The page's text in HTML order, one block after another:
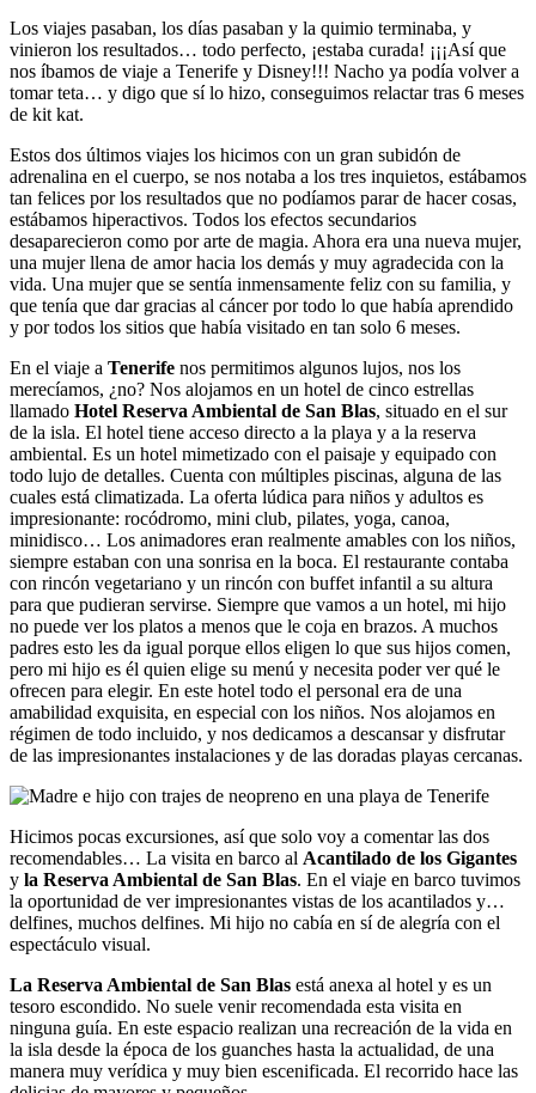
Los viajes pasaban, los días pasaban y la quimio terminaba, y
vinieron los resultados… todo perfecto, ¡estaba curada! ¡¡¡Así que
nos íbamos de viaje a Tenerife y Disney!!! Nacho ya podía volver a
tomar teta… y digo que sí lo hizo, conseguimos relactar tras 6 meses
de kit kat.
Estos dos últimos viajes los hicimos con un gran subidón de
adrenalina en el cuerpo, se nos notaba a los tres inquietos, estábamos
tan felices por los resultados que no podíamos parar de hacer cosas,
estábamos hiperactivos. Todos los efectos secundarios
desaparecieron como por arte de magia. Ahora era una nueva mujer,
una mujer llena de amor hacia los demás y muy agradecida con la
vida. Una mujer que se sentía inmensamente feliz con su familia, y
que tenía que dar gracias al cáncer por todo lo que había aprendido
y por todos los sitios que había visitado en tan solo 6 meses.
En el viaje a Tenerife nos permitimos algunos lujos, nos los
merecíamos, ¿no? Nos alojamos en un hotel de cinco estrellas
llamado Hotel Reserva Ambiental de San Blas, situado en el sur
de la isla. El hotel tiene acceso directo a la playa y a la reserva
ambiental. Es un hotel mimetizado con el paisaje y equipado con
todo lujo de detalles. Cuenta con múltiples piscinas, alguna de las
cuales está climatizada. La oferta lúdica para niños y adultos es
impresionante: rocódromo, mini club, pilates, yoga, canoa,
minidisco… Los animadores eran realmente amables con los niños,
siempre estaban con una sonrisa en la boca. El restaurante contaba
con rincón vegetariano y un rincón con buffet infantil a su altura
para que pudieran servirse. Siempre que vamos a un hotel, mi hijo
no puede ver los platos a menos que le coja en brazos. A muchos
padres esto les da igual porque ellos eligen lo que sus hijos comen,
pero mi hijo es él quien elige su menú y necesita poder ver qué le
ofrecen para elegir. En este hotel todo el personal era de una
amabilidad exquisita, en especial con los niños. Nos alojamos en
régimen de todo incluido, y nos dedicamos a descansar y disfrutar
de las impresionantes instalaciones y de las doradas playas cercanas.
Hicimos pocas excursiones, así que solo voy a comentar las dos
recomendables… La visita en barco al Acantilado de los Gigantes
y la Reserva Ambiental de San Blas. En el viaje en barco tuvimos
la oportunidad de ver impresionantes vistas de los acantilados y…
delfines, muchos delfines. Mi hijo no cabía en sí de alegría con el
espectáculo visual.
La Reserva Ambiental de San Blas está anexa al hotel y es un
tesoro escondido. No suele venir recomendada esta visita en
ninguna guía. En este espacio realizan una recreación de la vida en
la isla desde la época de los guanches hasta la actualidad, de una
manera muy verídica y muy bien escenificada. El recorrido hace las